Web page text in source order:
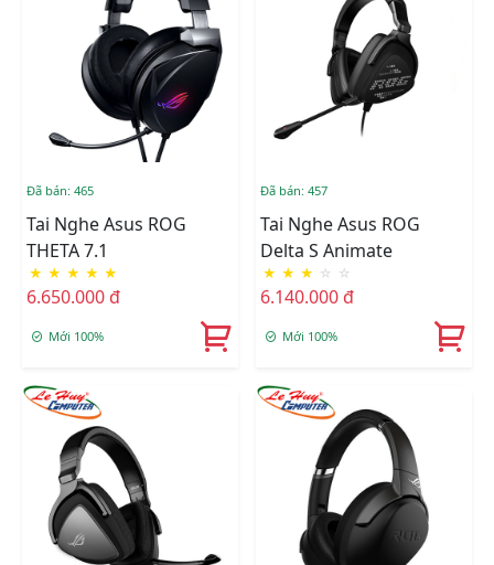
Đã bán: 465
Tai Nghe Asus ROG
THETA 7.1
★ ★ ★ ★ ★
6.650.000 đ
Mới 100%
Đã bán: 457
Tai Nghe Asus ROG
Delta S Animate
★ ★ ★ ☆ ☆
6.140.000 đ
Mới 100%